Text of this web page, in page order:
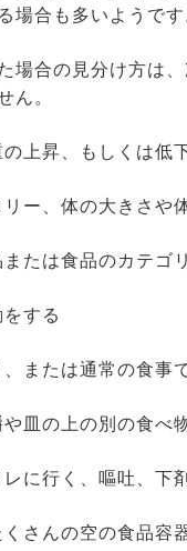
場合も多いようです
場合の見分け方は
ん。
上昇、もしくは低
ー、体の大きさや
たは食品のカテゴ
する
または通常の食事
皿の上の別の食べ
に行く、嘔吐、下
さんの空の食品容